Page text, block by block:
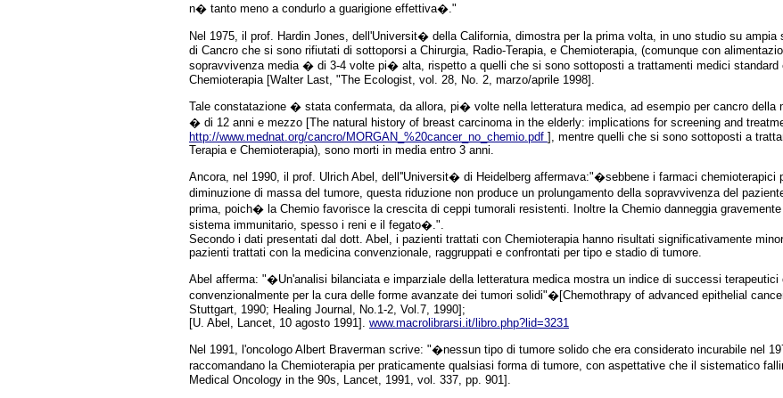
n� tanto meno a condurlo a guarigione effettiva�."
Nel 1975, il prof. Hardin Jones, dell'Universit� della California, dimostra per la prima volta, in uno studio su ampia
di Cancro che si sono rifiutati di sottoporsi a Chirurgia, Radio-Terapia, e Chemioterapia, (comunque con
sopravvivenza media � di 3-4 volte pi� alta, rispetto a quelli che si sono sottoposti a trattamenti medici standard
Chemioterapia [Walter Last, "The Ecologist, vol. 28, No. 2, marzo/aprile 1998].
Tale constatazione � stata confermata, da allora, pi� volte nella letteratura medica, ad esempio per cancro della
� di 12 anni e mezzo [The natural history of breast carcinoma in the elderly: implications for screening and
http://www.mednat.org/cancro/MORGAN_%20cancer_no_chemio.pdf ], mentre quelli che si sono sottoposti a
Terapia e Chemioterapia), sono morti in media entro 3 anni.
Ancora, nel 1990, il prof. Ulrich Abel, dell''Universit� di Heidelberg affermava:"�sebbene i farmaci
diminuzione di massa del tumore, questa riduzione non produce un prolungamento della sopravvivenza del
prima, poich� la Chemio favorisce la crescita di ceppi tumorali resistenti. Inoltre la Chemio danneggia
sistema immunitario, spesso i reni e il fegato�.".
Secondo i dati presentati dal dott. Abel, i pazienti trattati con Chemioterapia hanno risultati significativamente
pazienti trattati con la medicina convenzionale, raggruppati e confrontati per tipo e stadio di tumore.
Abel afferma: "�Un'analisi bilanciata e imparziale della letteratura medica mostra un indice di successi terapeutici
convenzionalmente per la cura delle forme avanzate dei tumori solidi"�[Chemothrapy of advanced epithelial
Stuttgart, 1990; Healing Journal, No.1-2, Vol.7, 1990];
[U. Abel, Lancet, 10 agosto 1991]. www.macrolibrarsi.it/libro.php?lid=3231
Nel 1991, l'oncologo Albert Braverman scrive: "�nessun tipo di tumore solido che era considerato incurabile nel
raccomandano la Chemioterapia per praticamente qualsiasi forma di tumore, con aspettative che il sistematico
Medical Oncology in the 90s, Lancet, 1991, vol. 337, pp. 901].